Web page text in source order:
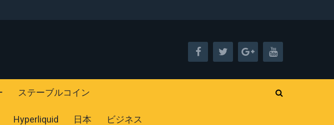
ステーブルコイン
Hyperliquid 日本 ビジネス